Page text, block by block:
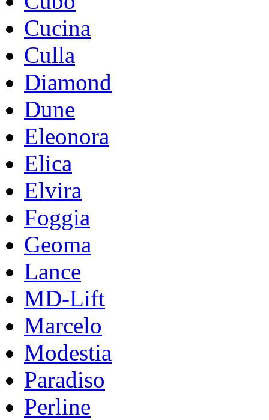
Cucina
Culla
Diamond
Dune
Eleonora
Elica
Elvira
Foggia
Geoma
Lance
MD-Lift
Marcelo
Modestia
Paradiso
Perline